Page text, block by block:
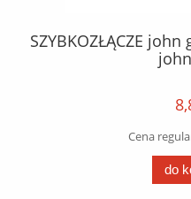
SZYBKOZŁĄCZE
Cena
do